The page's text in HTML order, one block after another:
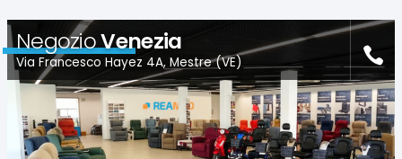
NegozioVenezia
Via Francesco Hayez 4A, Mestre (VE)